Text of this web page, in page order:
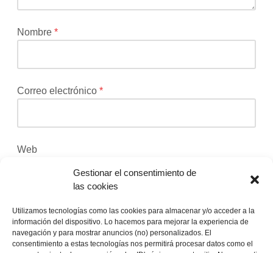
Gestionar el consentimiento de
las cookies
Utilizamos tecnologías como las cookies para almacenar y/o acceder a la
información del dispositivo. Lo hacemos para mejorar la experiencia de
navegación y para mostrar anuncios (no) personalizados. El
consentimiento a estas tecnologías nos permitirá procesar datos como el
están
Nombre*
Correo electrónico*
Web
Recibir un correo electrónico con los siguientes
comentarios a esta entrada.